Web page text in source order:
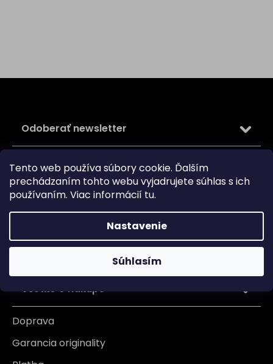
Tento web používa súbory cookie. Ďalším
prechádzaním tohto webu vyjadrujete súhlas s ich
používaním. Viac informácií tu.
Nastavenie
Súhlasím
i
Odoberať newsletter
Vložte svoj e-mail a my Vám budeme zasielať informácie
o nových produktoch na našom e-shope.
Email
Vložením e-mailu súhlasíte spodmienkami ochrany
PRIHLÁSIŤ SA
Všetko o nákupe
Doprava
Garancia originality